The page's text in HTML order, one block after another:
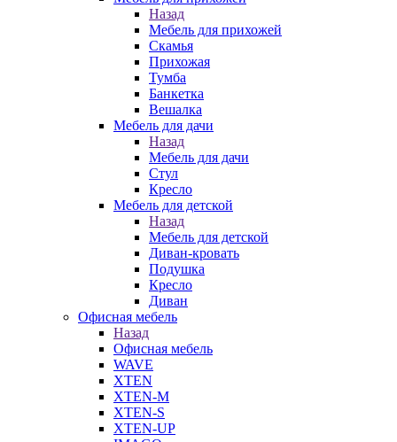
Назад
Мебель для прихожей
Скамья
Прихожая
Тумба
Банкетка
Вешалка
Мебель для дачи
Назад
Мебель для дачи
Стул
Кресло
Мебель для детской
Назад
Мебель для детской
Диван-кровать
Подушка
Кресло
Диван
Офисная мебель
Назад
Офисная мебель
WAVE
XTEN
XTEN-M
XTEN-S
XTEN-UP